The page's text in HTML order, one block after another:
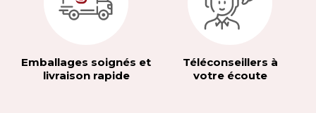
Emballages soignés et
livraison rapide
Téléconseillers à
votre écoute